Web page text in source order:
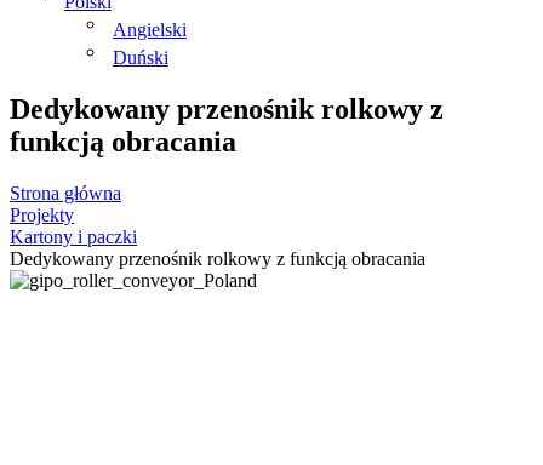
Angielski
Duński
Dedykowany przenośnik rolkowy z
funkcją obracania
Strona główna
Projekty
Kartony i paczki
Dedykowany przenośnik rolkowy z funkcją obracania